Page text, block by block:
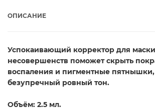
ОПИСАНИЕ
Успокаивающий корректор для
несовершенств поможет скрыть
воспаления и пигментные пятнышки,
безупречный ровный тон.
Объём: 2.5 мл.